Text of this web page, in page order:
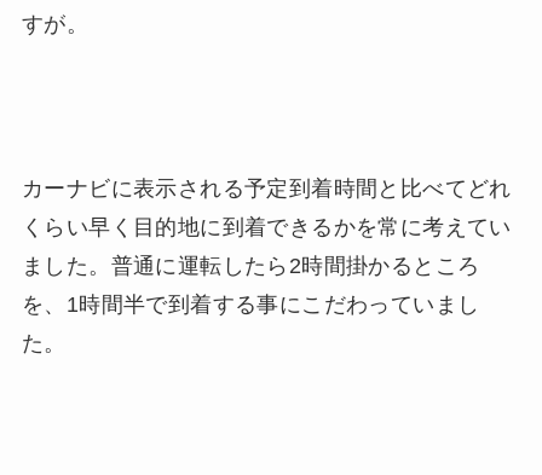
すが。
カーナビに表示される予定到着時間と比べてどれ
くらい早く目的地に到着できるかを常に考えてい
ました。普通に運転したら2時間掛かるところ
を、1時間半で到着する事にこだわっていまし
た。